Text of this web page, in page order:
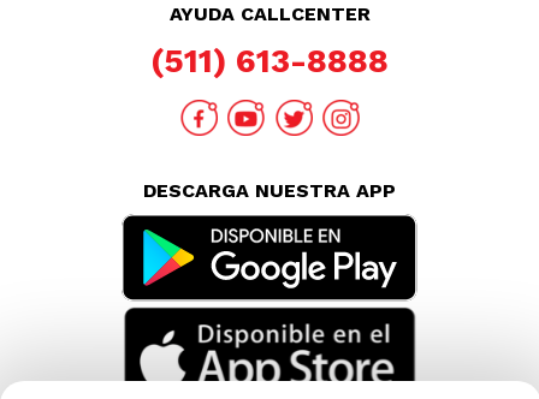
AYUDA CALLCENTER
(511) 613-8888
DESCARGA NUESTRA APP